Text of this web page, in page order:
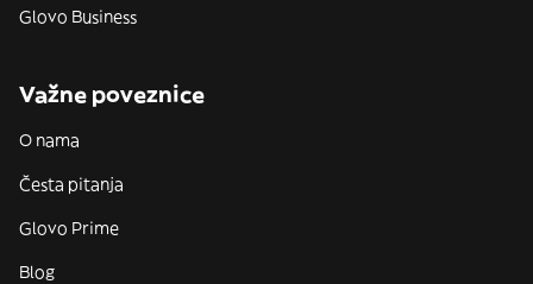
Glovo Business
Važne poveznice
O nama
Česta pitanja
Glovo Prime
Blog